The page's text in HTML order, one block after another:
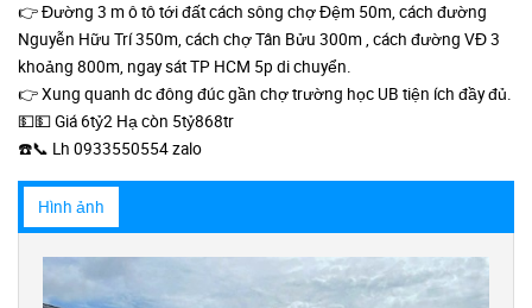
👉 Đường 3 m ô tô tới đất cách sông chợ Đệm 50m, cách đường
Nguyễn Hữu Trí 350m, cách chợ Tân Bửu 300m , cách đường VĐ 3
khoảng 800m, ngay sát TP HCM 5p di chuyển.
👉 Xung quanh dc đông đúc gần chợ trường học UB tiện ích đầy đủ.
💵💵 Giá 6tỷ2 Hạ còn 5tỷ868tr
☎️📞 Lh 0933550554 zalo
Hình ảnh